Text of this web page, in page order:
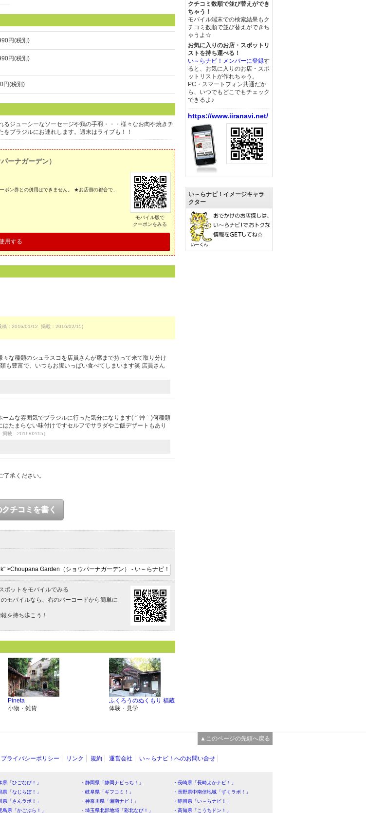
円(税別)
円(税別)
円(税別)
ジューシーなソーセージや鶏の手羽・・・様々なお肉や焼きチ
ブラジルにお連れします。週末はライブも！！
ーナガーデン）
ン券との併用はできません。 ★お店側の都合で、
モバイル版で
クーポンをみる
用する
稿：2016/01/12 掲載：2016/02/15)
な種類のシュラスコを店員さんが席まで持って来て取り分け
も豊富で、いつもお腹いっぱい食べてしまいます笑 店員さん
ムな雰囲気でブラジルに行った気分になります( *´艸｀)何種類
たまらない味付けですセルフでサラダやご飯デザートもあり
載：2016/02/15）
承ください。
チコミを書く
ポットをモバイルでみる
モバイルなら、右のバーコードから簡単に
を持ち歩こう！
Pineta
小物・雑貨
ふくろうのぬくもり 福蔵
体験・見学
クチコミ数順で並び替えができ
ちゃう！
モバイル端末での検索結果もク
チコミ数順で並び替えができち
ゃうよ☆
お気に入りのお店・スポットリ
ストを持ち運べる！
い～らナビ！メンバーに登録す
ると、お気に入りのお店・スポ
ットリストが作れちゃう。
PC・スマートフォン共通だか
ら、いつでもどこでもチェック
できるよ♪
https://www.iiranavi.net/
い～らナビ！イメージキャラ
クター
▲このページの先頭へ戻る
プライバシーポリシー リンク 規約 運営会社 い～らナビ！へのお問い合せ
県「ひごなび！」 ・静岡県「静岡ナビっち！」
・長崎県「長崎よかナビ！」
県「なじらぼ！」 ・岐阜県「ギフコミ！」
・長野県中南信地域「ずくラボ！」
県「さんラボ！」 ・神奈川県「湘南ナビ！」
・静岡県「い～らナビ！」
島県「かごぶら！」 ・埼玉県北部地域「彩北なび！」 ・高知県「こうちドン！」